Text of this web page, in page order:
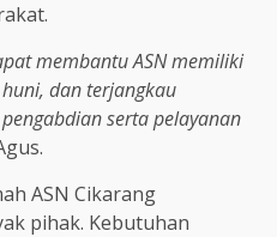
membantu ASN memiliki
dan terjangkau
serta pelayanan
ASN Cikarang
pihak. Kebutuhan